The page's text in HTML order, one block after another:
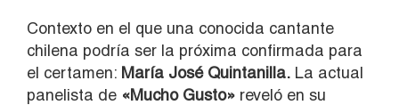
Contexto en el que una conocida cantante
chilena podría ser la próxima confirmada para
el certamen: María José Quintanilla. La actual
panelista de «Mucho Gusto» reveló en su